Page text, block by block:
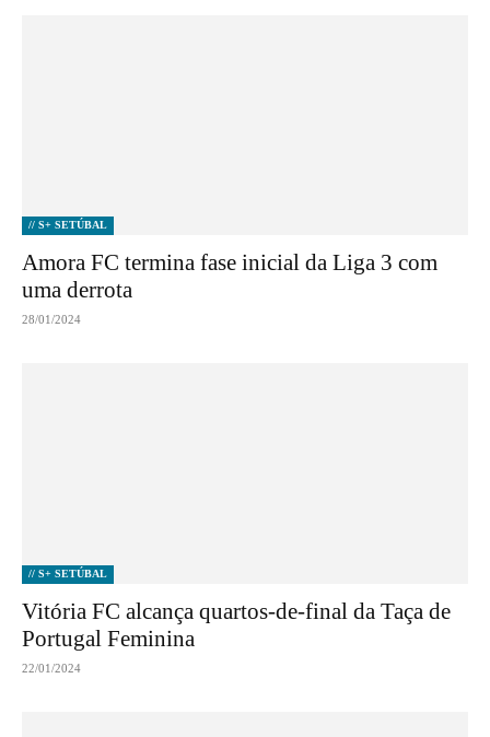
// S+ SETÚBAL
Amora FC termina fase inicial da Liga 3 com
uma derrota
28/01/2024
// S+ SETÚBAL
Vitória FC alcança quartos-de-final da Taça de
Portugal Feminina
22/01/2024